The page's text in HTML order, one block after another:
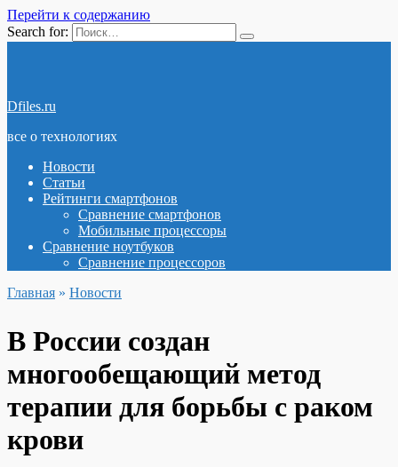
Перейти к содержанию
Search for:
Dfiles.ru
все о технологиях
Новости
Статьи
Рейтинги смартфонов
Сравнение смартфонов
Мобильные процессоры
Сравнение ноутбуков
Сравнение процессоров
Главная » Новости
В России создан
многообещающий метод
терапии для борьбы с раком
крови